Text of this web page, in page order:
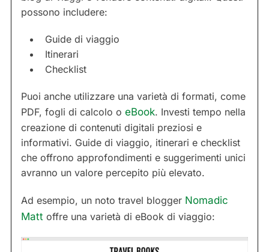
possono includere:
Guide di viaggio
Itinerari
Checklist
Puoi anche utilizzare una varietà di formati, come
PDF, fogli di calcolo o eBook. Investi tempo nella
creazione di contenuti digitali preziosi e
informativi. Guide di viaggio, itinerari e checklist
che offrono approfondimenti e suggerimenti unici
avranno un valore percepito più elevato.
Ad esempio, un noto travel blogger Nomadic
Matt offre una varietà di eBook di viaggio: